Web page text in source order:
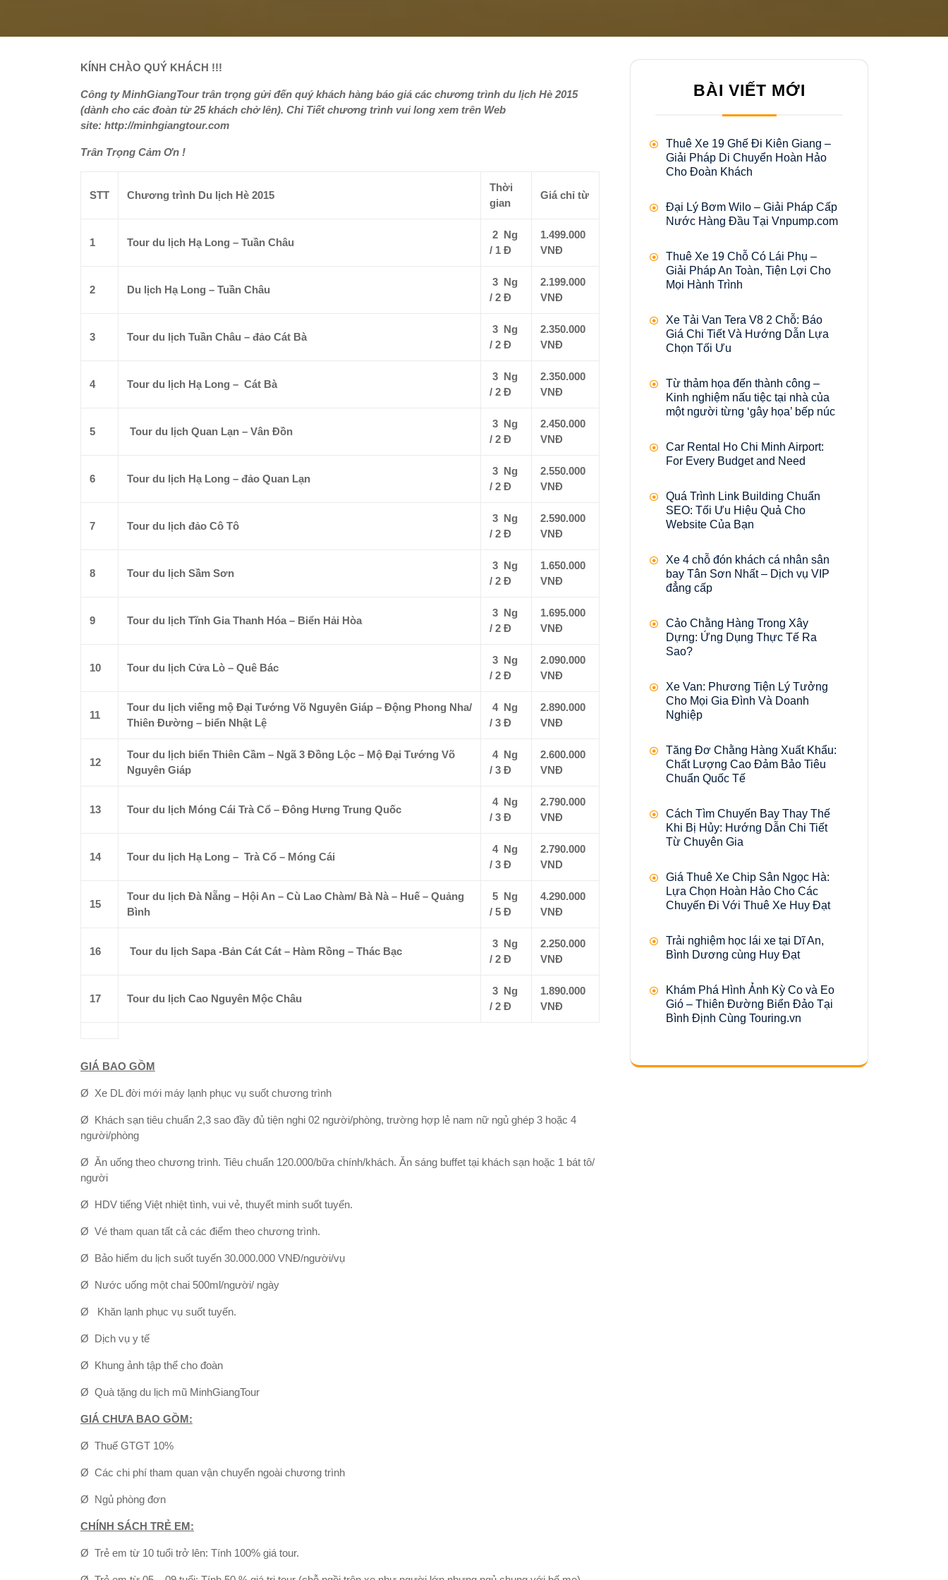
KÍNH CHÀO QUÝ KHÁCH !!!
Công ty MinhGiangTour trân trọng gửi đến quý khách hàng báo giá các chương trình du lịch Hè 2015
(dành cho các đoàn từ 25 khách chở lên). Chi Tiết chương trình vui long xem trên Web
site: http://minhgiangtour.com
Trân Trọng Cảm Ơn !
STT Chương trình Du lịch Hè 2015
Thời
gian
Giá chỉ từ
1 Tour du lịch Hạ Long – Tuần Châu
2 Ng
/ 1 Đ
1.499.000
VNĐ
2 Du lịch Hạ Long – Tuần Châu
3 Ng
/ 2 Đ
2.199.000
VNĐ
3 Tour du lịch Tuần Châu – đảo Cát Bà
3 Ng
/ 2 Đ
2.350.000
VNĐ
4 Tour du lịch Hạ Long – Cát Bà
3 Ng
/ 2 Đ
2.350.000
VNĐ
5 Tour du lịch Quan Lạn – Vân Đồn
3 Ng
/ 2 Đ
2.450.000
VNĐ
6 Tour du lịch Hạ Long – đảo Quan Lạn
3 Ng
/ 2 Đ
2.550.000
VNĐ
7 Tour du lịch đảo Cô Tô
3 Ng
/ 2 Đ
2.590.000
VNĐ
8 Tour du lịch Sầm Sơn
3 Ng
/ 2 Đ
1.650.000
VNĐ
9 Tour du lịch Tĩnh Gia Thanh Hóa – Biển Hải Hòa
3 Ng
/ 2 Đ
1.695.000
VNĐ
10 Tour du lịch Cửa Lò – Quê Bác
3 Ng
/ 2 Đ
2.090.000
VNĐ
11
Tour du lịch viếng mộ Đại Tướng Võ Nguyên Giáp – Động Phong Nha/
Thiên Đường – biển Nhật Lệ
4 Ng
/ 3 Đ
2.890.000
VNĐ
12
Tour du lịch biển Thiên Cầm – Ngã 3 Đồng Lộc – Mộ Đại Tướng Võ
Nguyên Giáp
4 Ng
/ 3 Đ
2.600.000
VNĐ
13 Tour du lịch Móng Cái Trà Cổ – Đông Hưng Trung Quốc
4 Ng
/ 3 Đ
2.790.000
VNĐ
14 Tour du lịch Hạ Long – Trà Cổ – Móng Cái
4 Ng
/ 3 Đ
2.790.000
VND
15
Tour du lịch Đà Nẵng – Hội An – Cù Lao Chàm/ Bà Nà – Huế – Quảng
Bình
5 Ng
/ 5 Đ
4.290.000
VNĐ
16 Tour du lịch Sapa -Bản Cát Cát – Hàm Rồng – Thác Bạc
3 Ng
/ 2 Đ
2.250.000
VNĐ
17 Tour du lịch Cao Nguyên Mộc Châu
3 Ng
/ 2 Đ
1.890.000
VNĐ
GIÁ BAO GỒM
Ø Xe DL đời mới máy lạnh phục vụ suốt chương trình
Ø Khách sạn tiêu chuẩn 2,3 sao đầy đủ tiện nghi 02 người/phòng, trường hợp lẻ nam nữ ngủ ghép 3 hoặc 4
người/phòng
Ø Ăn uống theo chương trình. Tiêu chuẩn 120.000/bữa chính/khách. Ăn sáng buffet tại khách sạn hoặc 1 bát tô/
người
Ø HDV tiếng Việt nhiệt tình, vui vẻ, thuyết minh suốt tuyến.
Ø Vé tham quan tất cả các điểm theo chương trình.
Ø Bảo hiểm du lịch suốt tuyến 30.000.000 VNĐ/người/vụ
Ø Nước uống một chai 500ml/người/ ngày
Ø Khăn lạnh phục vụ suốt tuyến.
Ø Dịch vụ y tế
Ø Khung ảnh tập thể cho đoàn
Ø Quà tặng du lịch mũ MinhGiangTour
GIÁ CHƯA BAO GỒM:
Ø Thuế GTGT 10%
Ø Các chi phí tham quan vận chuyển ngoài chương trình
Ø Ngủ phòng đơn
CHÍNH SÁCH TRẺ EM:
Ø Trẻ em từ 10 tuổi trở lên: Tính 100% giá tour.
BÀI VIẾT MỚI
Thuê Xe 19 Ghế Đi Kiên Giang –
Giải Pháp Di Chuyển Hoàn Hảo
Cho Đoàn Khách
Đại Lý Bơm Wilo – Giải Pháp Cấp
Nước Hàng Đầu Tại Vnpump.com
Thuê Xe 19 Chỗ Có Lái Phụ –
Giải Pháp An Toàn, Tiện Lợi Cho
Mọi Hành Trình
Xe Tải Van Tera V8 2 Chỗ: Báo
Giá Chi Tiết Và Hướng Dẫn Lựa
Chọn Tối Ưu
Từ thảm họa đến thành công –
Kinh nghiệm nấu tiệc tại nhà của
một người từng ‘gây họa’ bếp núc
Car Rental Ho Chi Minh Airport:
For Every Budget and Need
Quá Trình Link Building Chuẩn
SEO: Tối Ưu Hiệu Quả Cho
Website Của Bạn
Xe 4 chỗ đón khách cá nhân sân
bay Tân Sơn Nhất – Dịch vụ VIP
đẳng cấp
Cảo Chằng Hàng Trong Xây
Dựng: Ứng Dụng Thực Tế Ra
Sao?
Xe Van: Phương Tiện Lý Tưởng
Cho Mọi Gia Đình Và Doanh
Nghiệp
Tăng Đơ Chằng Hàng Xuất Khẩu:
Chất Lượng Cao Đảm Bảo Tiêu
Chuẩn Quốc Tế
Cách Tìm Chuyến Bay Thay Thế
Khi Bị Hủy: Hướng Dẫn Chi Tiết
Từ Chuyên Gia
Giá Thuê Xe Chip Sân Ngọc Hà:
Lựa Chọn Hoàn Hảo Cho Các
Chuyến Đi Với Thuê Xe Huy Đạt
Trải nghiệm học lái xe tại Dĩ An,
Bình Dương cùng Huy Đạt
Khám Phá Hình Ảnh Kỳ Co và Eo
Gió – Thiên Đường Biển Đảo Tại
Bình Định Cùng Touring.vn